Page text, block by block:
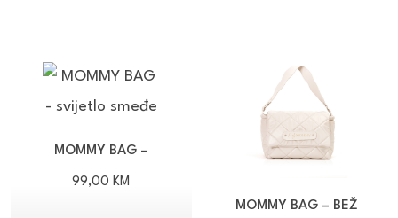
MOMMY BAG –
SVIJETLO SMEĐE
99,00 KM
MOMMY BAG – BEŽ